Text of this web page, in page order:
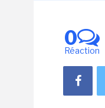
0
Réaction